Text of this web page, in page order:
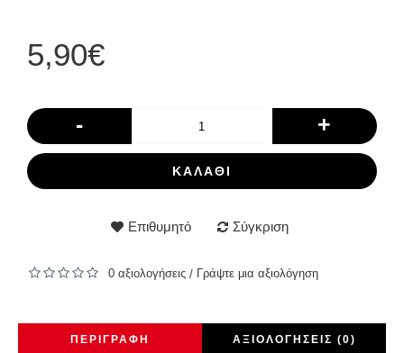
5,90€
- +
ΚΑΛΆΘΙ
Επιθυμητό Σύγκριση
0 αξιολογήσεις / Γράψτε μια αξιολόγηση
ΠΕΡΙΓΡΑΦΉ ΑΞΙΟΛΟΓΉΣΕΙΣ (0)